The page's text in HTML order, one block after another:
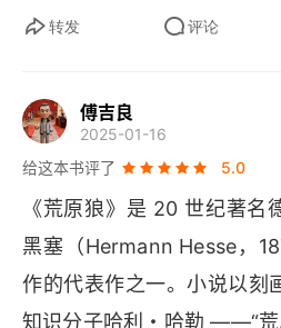
转发 评论
傅吉良
2025-01-16
给这本书评了
5.0
《荒原狼》是 20 世纪著名
黑塞（Hermann Hesse，
作的代表作之一。小说以刻
知识分子哈利・哈勒 ——“荒